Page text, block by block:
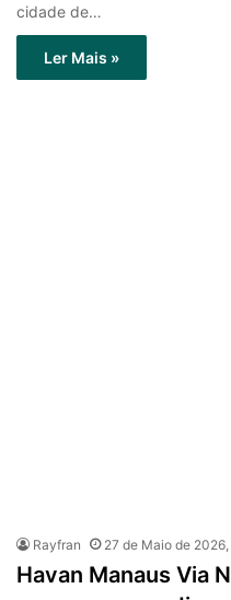
cidade de…
Ler Mais »
Rayfran 27 de Maio de
Havan Manaus Via